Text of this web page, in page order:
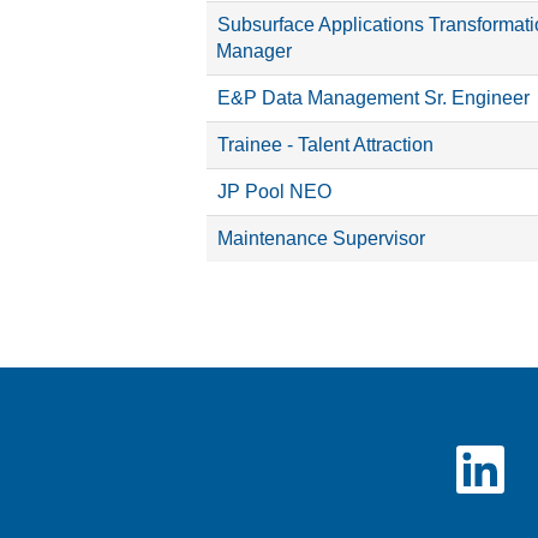
Subsurface Applications
Manager
E&P Data Management Sr. Engineer
Trainee - Talent Attraction
JP Pool NEO
Maintenance Supervisor
S
a